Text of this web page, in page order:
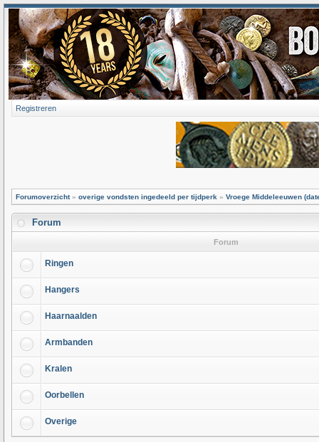
Registreren
Forumoverzicht» overige vondsten ingedeeld per tijdperk » Vroege Middeleeuwen
Forum
Forum
Ringen
Hangers
Haarnaalden
Armbanden
Kralen
Oorbellen
Overige